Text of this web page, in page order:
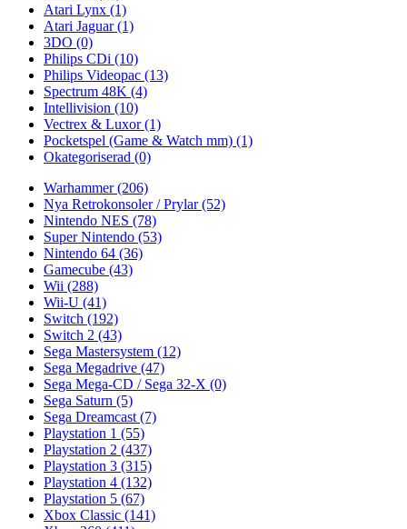
Atari Lynx (1)
Atari Jaguar(1)
3DO (0)
Philips CDi (10)
Philips Videopac (13)
Spectrum 48K (4)
Intellivision (10)
Vectrex & Luxor(1)
Pocketspel (Game & Watch mm) (1)
Okategoriserad (0)
Warhammer(206)
Nya Retrokonsoler / Prylar(52)
Nintendo NES (78)
Super Nintendo (53)
Nintendo 64 (36)
Gamecube (43)
Wii (288)
Wii-U (41)
Switch (192)
Switch 2 (43)
Sega Mastersystem (12)
Sega Megadrive (47)
Sega Mega-CD / Sega 32-X (0)
Sega Saturn (5)
Sega Dreamcast (7)
Playstation 1 (55)
Playstation 2 (437)
Playstation 3 (315)
Playstation 4 (132)
Playstation 5 (67)
Xbox Classic (141)